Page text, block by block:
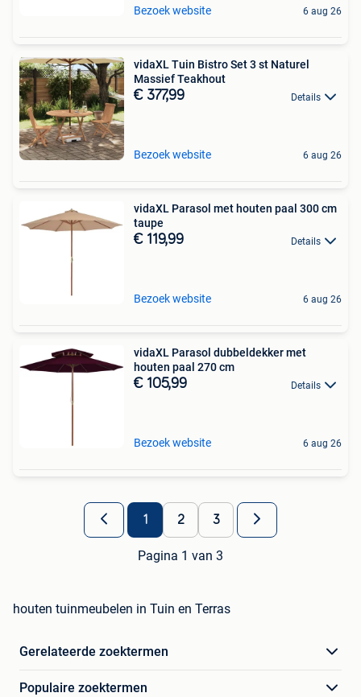
Bezoek website 6 aug 26
vidaXL Tuin Bistro Set 3 st Naturel
Massief Teakhout
€ 377,99 Details
Bezoek website 6 aug 26
vidaXL Parasol met houten paal 300 cm
taupe
€ 119,99 Details
Bezoek website 6 aug 26
vidaXL Parasol dubbeldekker met
houten paal 270 cm
€ 105,99 Details
Bezoek website 6 aug 26
1 2 3
Pagina 1 van 3
houten tuinmeubelen in Tuin en Terras
Gerelateerde zoektermen
Populaire zoektermen